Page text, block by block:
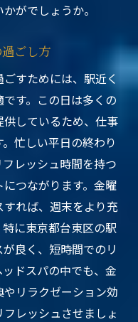
がでしょうか。
ごし方
すためには、駅近く
す。この日は多くの
しているため、仕事
忙しい平日の終わり
レッシュ時間を持つ
つながります。金曜
れば、週末をより充
に東京都台東区の駅
良く、短時間でのリ
ドスパの中でも、金
リラクゼーション効
レッシュさせましょ